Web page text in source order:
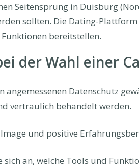
Seitensprung in Duisburg
sollten. Die Dating-
bereitstellen.
der Wahl einer
angemessenen Datenschutz
vertraulich behandelt werden.
und positive
sich an, welche Tools und